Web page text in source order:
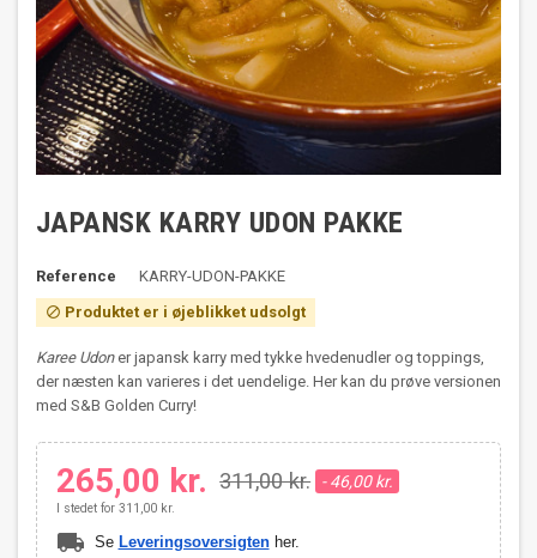
JAPANSK KARRY UDON PAKKE
Reference KARRY-UDON-PAKKE
 Produktet er i øjeblikket udsolgt
Karee Udoner japansk karry med tykke hvedenudler og toppings,
der næsten kan varieres i det uendelige. Her kan du prøve versionen
med S&B Golden Curry!
265,00 kr. 311,00 kr. - 46,00 kr.
I stedet for 311,00 kr.
local_shipping Se Leveringsoversigtenher.